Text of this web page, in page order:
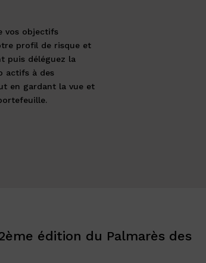
vos objectifs
profil de risque et
puis déléguez la
actifs à des
en gardant la vue et
édition du Palmarès des